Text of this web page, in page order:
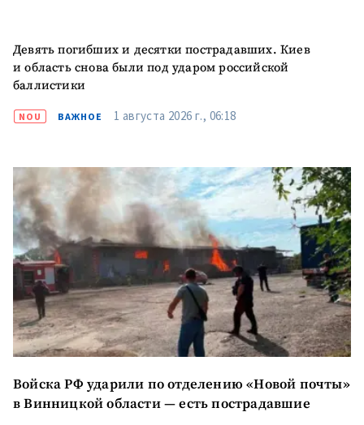
Девять погибших и десятки пострадавших. Киев
и область снова были под ударом российской
баллистики
NOU ВАЖНОЕ 1 августа 2026 г., 06:18
Войска РФ ударили по отделению «Новой почты»
в Винницкой области — есть пострадавшие